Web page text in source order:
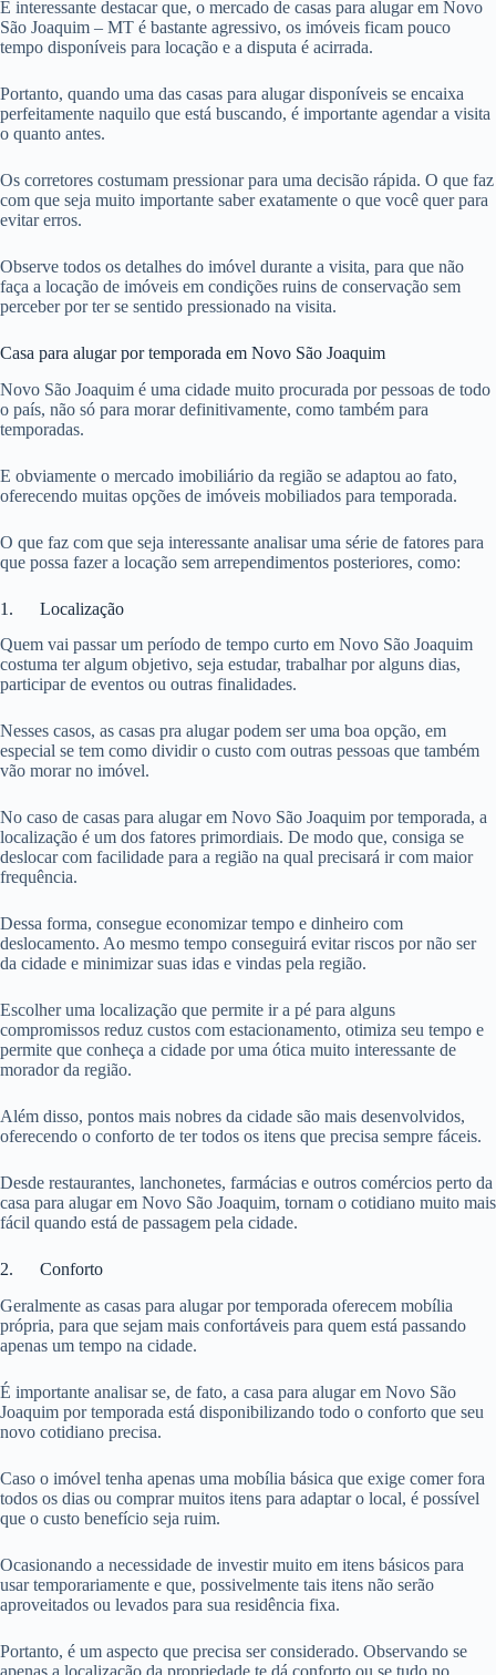
É interessante destacar que, o mercado de casas para alugar em Novo
São Joaquim – MT é bastante agressivo, os imóveis ficam pouco
tempo disponíveis para locação e a disputa é acirrada.
Portanto, quando uma das casas para alugar disponíveis se encaixa
perfeitamente naquilo que está buscando, é importante agendar a visita
o quanto antes.
Os corretores costumam pressionar para uma decisão rápida. O que faz
com que seja muito importante saber exatamente o que você quer para
evitar erros.
Observe todos os detalhes do imóvel durante a visita, para que não
faça a locação de imóveis em condições ruins de conservação sem
perceber por ter se sentido pressionado na visita.
Casa para alugar por temporada em Novo São Joaquim
Novo São Joaquim é uma cidade muito procurada por pessoas de todo
o país, não só para morar definitivamente, como também para
temporadas.
E obviamente o mercado imobiliário da região se adaptou ao fato,
oferecendo muitas opções de imóveis mobiliados para temporada.
O que faz com que seja interessante analisar uma série de fatores para
que possa fazer a locação sem arrependimentos posteriores, como:
1. Localização
Quem vai passar um período de tempo curto em Novo São Joaquim
costuma ter algum objetivo, seja estudar, trabalhar por alguns dias,
participar de eventos ou outras finalidades.
Nesses casos, as casas pra alugar podem ser uma boa opção, em
especial se tem como dividir o custo com outras pessoas que também
vão morar no imóvel.
No caso de casas para alugar em Novo São Joaquim por temporada, a
localização é um dos fatores primordiais. De modo que, consiga se
deslocar com facilidade para a região na qual precisará ir com maior
frequência.
Dessa forma, consegue economizar tempo e dinheiro com
deslocamento. Ao mesmo tempo conseguirá evitar riscos por não ser
da cidade e minimizar suas idas e vindas pela região.
Escolher uma localização que permite ir a pé para alguns
compromissos reduz custos com estacionamento, otimiza seu tempo e
permite que conheça a cidade por uma ótica muito interessante de
morador da região.
Além disso, pontos mais nobres da cidade são mais desenvolvidos,
oferecendo o conforto de ter todos os itens que precisa sempre fáceis.
Desde restaurantes, lanchonetes, farmácias e outros comércios perto da
casa para alugar em Novo São Joaquim, tornam o cotidiano muito mais
fácil quando está de passagem pela cidade.
2. Conforto
Geralmente as casas para alugar por temporada oferecem mobília
própria, para que sejam mais confortáveis para quem está passando
apenas um tempo na cidade.
É importante analisar se, de fato, a casa para alugar em Novo São
Joaquim por temporada está disponibilizando todo o conforto que seu
novo cotidiano precisa.
Caso o imóvel tenha apenas uma mobília básica que exige comer fora
todos os dias ou comprar muitos itens para adaptar o local, é possível
que o custo benefício seja ruim.
Ocasionando a necessidade de investir muito em itens básicos para
usar temporariamente e que, possivelmente tais itens não serão
aproveitados ou levados para sua residência fixa.
Portanto, é um aspecto que precisa ser considerado. Observando se